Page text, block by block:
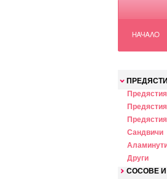
Сандвичи
Други
СОСОВЕ И